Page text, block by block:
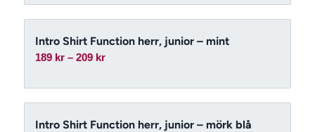
till
209 kr
Intro Shirt Function herr, junior – mint
189 kr – 209 krPrisintervall:
till
209 kr
Intro Shirt Function herr, junior – mörk blå